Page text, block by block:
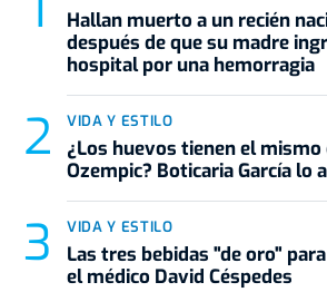
Hallan muerto a un recién
después de que su madre
hospital por una hemorragia
VIDA Y ESTILO
¿Los huevos tienen el
Ozempic? Boticaria García lo
VIDA Y ESTILO
Las tres bebidas "de oro"
el médico David Céspedes